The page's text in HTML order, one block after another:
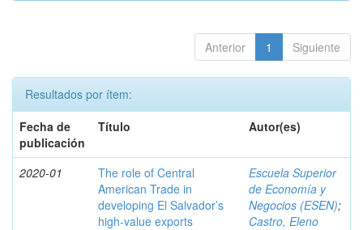
Anterior 1 Siguiente
Resultados por ítem:
Fecha de
publicación
Título Autor(es)
2020-01
The role of Central
American Trade in
developing El Salvador’s
high-value exports
Escuela Superior
de Economía y
Negocios (ESEN);
Castro, Eleno